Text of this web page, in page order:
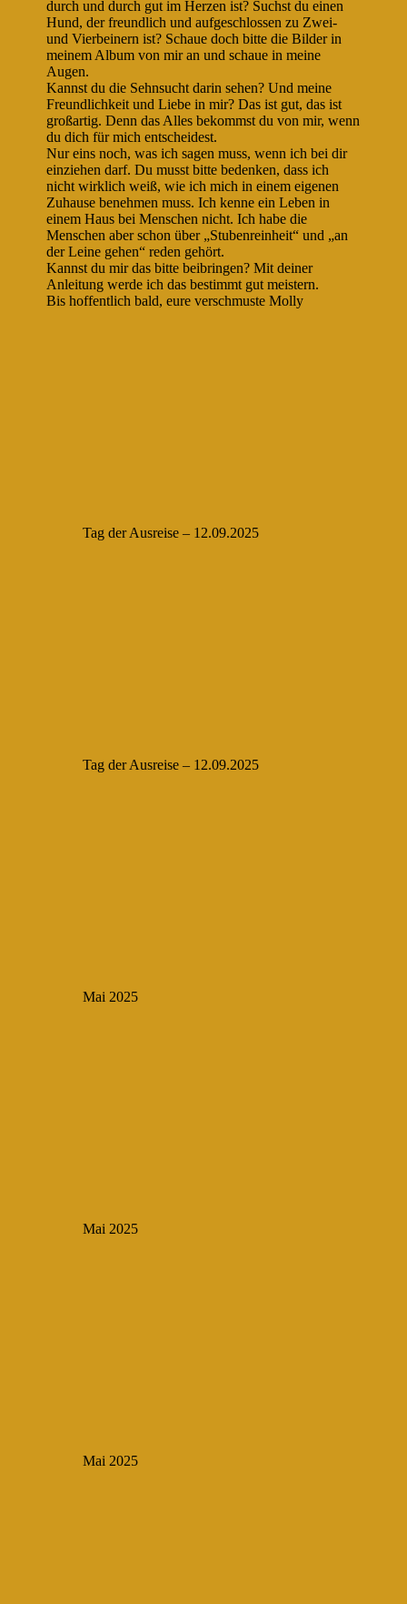
durch und durch gut im Herzen ist? Suchst du einen
Hund, der freundlich und aufgeschlossen zu Zwei-
und Vierbeinern ist? Schaue doch bitte die Bilder in
meinem Album von mir an und schaue in meine
Augen.
Kannst du die Sehnsucht darin sehen? Und meine
Freundlichkeit und Liebe in mir? Das ist gut, das ist
großartig. Denn das Alles bekommst du von mir, wenn
du dich für mich entscheidest.
Nur eins noch, was ich sagen muss, wenn ich bei dir
einziehen darf. Du musst bitte bedenken, dass ich
nicht wirklich weiß, wie ich mich in einem eigenen
Zuhause benehmen muss. Ich kenne ein Leben in
einem Haus bei Menschen nicht. Ich habe die
Menschen aber schon über „Stubenreinheit“ und „an
der Leine gehen“ reden gehört.
Kannst du mir das bitte beibringen? Mit deiner
Anleitung werde ich das bestimmt gut meistern.
Bis hoffentlich bald, eure verschmuste Molly
Tag der Ausreise – 12.09.2025
Tag der Ausreise – 12.09.2025
Mai 2025
Mai 2025
Mai 2025